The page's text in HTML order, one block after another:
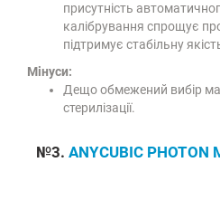
присутність
калібрування спрощує
підтримує стабільну
Мінуси:
Дещо обмежений вибір
стерилізації.
№3. ANYCUBIC PHOTON